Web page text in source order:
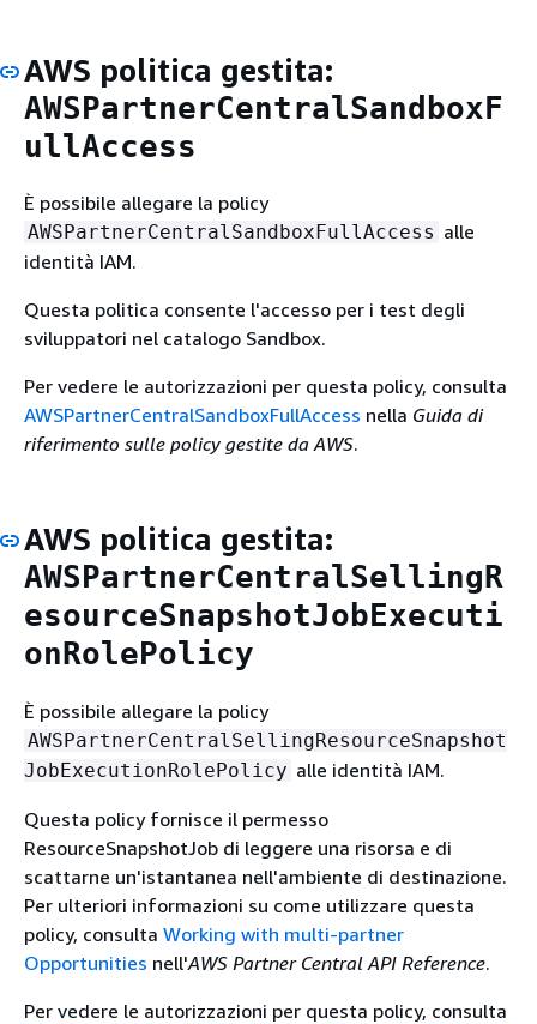
AWS politica gestita:
AWSPartnerCentralSandboxF
ullAccess
È possibile allegare la policy
AWSPartnerCentralSandboxFullAccess alle
identità IAM.
Questa politica consente l'accesso per i test degli
sviluppatori nel catalogo Sandbox.
Per vedere le autorizzazioni per questa policy, consulta
AWSPartnerCentralSandboxFullAccess nella Guida di
riferimento sulle policy gestite da AWS.
AWS politica gestita:
AWSPartnerCentralSellingR
esourceSnapshotJobExecuti
onRolePolicy
È possibile allegare la policy
AWSPartnerCentralSellingResourceSnapshot
JobExecutionRolePolicy alle identità IAM.
Questa policy fornisce il permesso
ResourceSnapshotJob di leggere una risorsa e di
scattarne un'istantanea nell'ambiente di destinazione.
Per ulteriori informazioni su come utilizzare questa
policy, consulta Working with multi-partner
Opportunities nell'AWS Partner Central API Reference.
Per vedere le autorizzazioni per questa policy, consulta